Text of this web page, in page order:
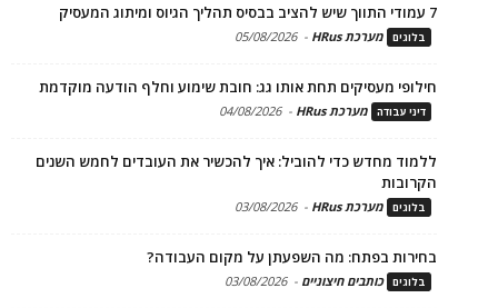
7 עמודי התווך שיש להציב בבסיס תהליך הגיוס ומיתוג המעסיק
בלוגים מערכת HRus -
05/08/2026
חילופי מעסיקים תחת אותו גג: חובת שימוע וחלף הודעה מוקדמת
דיני עבודה מערכת HRus -
04/08/2026
ללמוד מחדש כדי להוביל: איך להכשיר את העובדים לחמש השנים
הקרובות
בלוגים מערכת HRus -
03/08/2026
בחירות בפתח: מה השפעתן על מקום העבודה?
בלוגים כותבים חיצוניים -
03/08/2026